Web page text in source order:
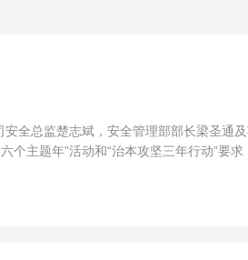
全总监楚志斌，安全管理部部长梁圣通
主题年”活动和“治本攻坚三年行动”要